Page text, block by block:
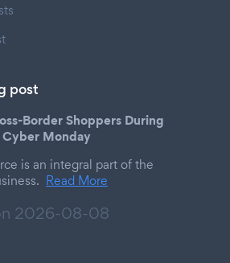
post
Border Shoppers During
Monday
is an integral part of the
Read More
2026-08-08